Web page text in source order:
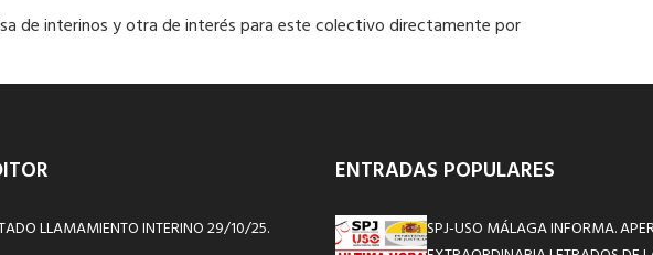
de interinos y otra de interés para este colectivo directamente por
LLAMAMIENTO INTERINO 29/10/25.
ENTRADAS POPULARES
SPJ-USO MÁLAGA INFORMA.